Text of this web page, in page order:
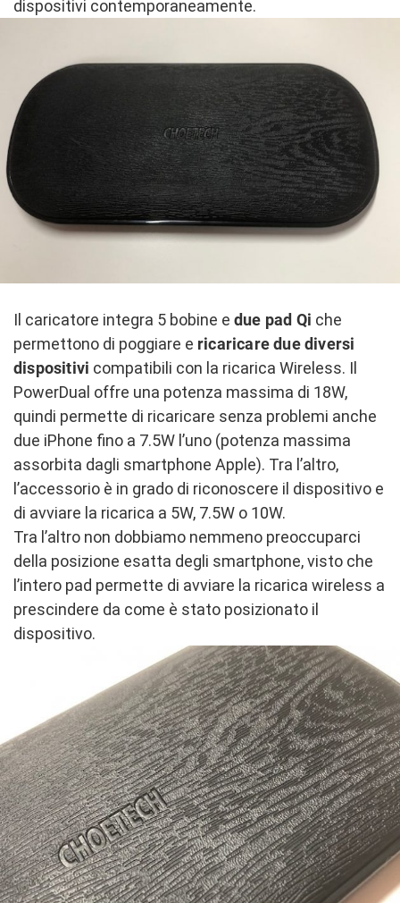
dispositivi contemporaneamente.
Il caricatore integra 5 bobine e due pad Qi che
permettono di poggiare e ricaricare due diversi
dispositivi compatibili con la ricarica Wireless. Il
PowerDual offre una potenza massima di 18W,
quindi permette di ricaricare senza problemi anche
due iPhone fino a 7.5W l’uno (potenza massima
assorbita dagli smartphone Apple). Tra l’altro,
l’accessorio è in grado di riconoscere il dispositivo e
di avviare la ricarica a 5W, 7.5W o 10W.
Tra l’altro non dobbiamo nemmeno preoccuparci
della posizione esatta degli smartphone, visto che
l’intero pad permette di avviare la ricarica wireless a
prescindere da come è stato posizionato il
dispositivo.